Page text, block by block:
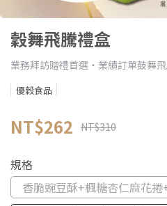
穀舞飛騰禮盒
業務拜訪贈禮首選‧業績訂單鼓舞
優穀食品
NT$262 NT$310
規格
香脆豌豆酥+楓糖杏仁麻花